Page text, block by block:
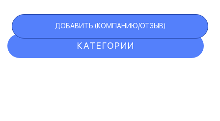
КАТЕГОРИИ
ДОБАВИТЬ (КОМПАНИЮ/ОТЗЫВ)